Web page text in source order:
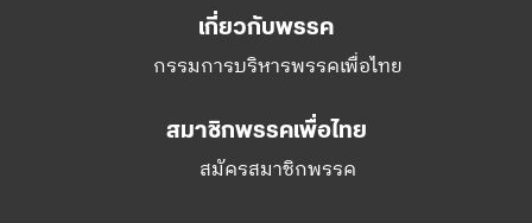
เกี่ยวกับพรรค
กรรมการบริหารพรรคเพื่อไทย
สมาชิกพรรคเพื่อไทย
สมัครสมาชิกพรรค